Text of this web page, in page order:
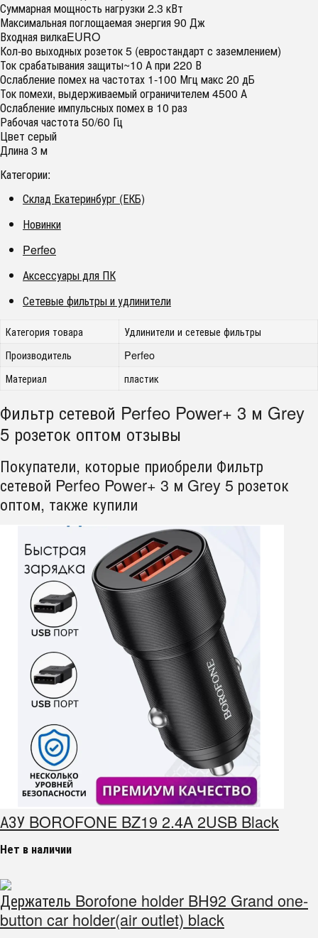
Суммарная мощность нагрузки 2.3 кВт
Максимальная поглощаемая энергия 90 Дж
Входная вилкаEURO
Кол-во выходных розеток 5 (евростандарт с заземлением)
Ток срабатывания защиты~10 А при 220 В
Ослабление помех на частотах 1-100 Мгц макс 20 дБ
Ток помехи, выдерживаемый ограничителем 4500 А
Ослабление импульсных помех в 10 раз
Рабочая частота 50/60 Гц
Цвет серый
Длина 3 м
Категории:
Склад Екатеринбург (ЕКБ)
Новинки
Perfeo
Аксессуары для ПК
Сетевые фильтры и удлинители
Категория товара
Удлинители и сетевые фильтры
Производитель
Perfeo
Материал
пластик
Фильтр сетевой Perfeo Power+ 3 м Grey
5 розеток оптом отзывы
Покупатели, которые приобрели Фильтр
сетевой Perfeo Power+ 3 м Grey 5 розеток
оптом, также купили
АЗУ BOROFONE BZ19 2.4A 2USB Black
Нет в наличии
Держатель Borofone holder BH92 Grand one-
button car holder(air outlet) black